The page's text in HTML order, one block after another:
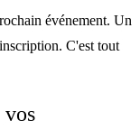
événement. Un
C'est tout
vos